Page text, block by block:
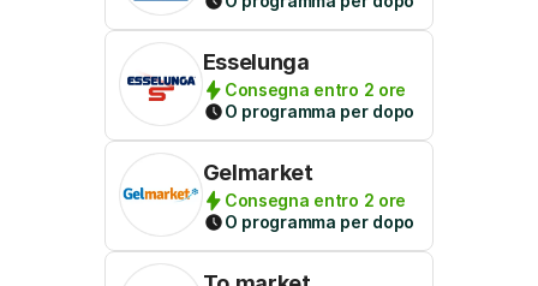
Esselunga
Consegna entro 2 ore
O programma per dopo
Gelmarket
Consegna entro 2 ore
O programma per dopo